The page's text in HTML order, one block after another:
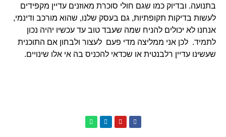
בתנועה. ובדיוק כמו שגם חולי סוכרת מאוזנים עדיין מקפידים
לעשות בדיקות תקופתיות, גם בעסק שלנו, שהוא מורכב ודינמי,
אנחנו לא יכולים להניח שמה שעבד טוב עד עכשיו יהיה נכון
לתמיד. לכן אני ממליצה מדי פעם לעצור ולבחון אם התוכנית
שעשינו עדיין רלבנטית או שכדאי להכניס בה אי אלו שינויים.